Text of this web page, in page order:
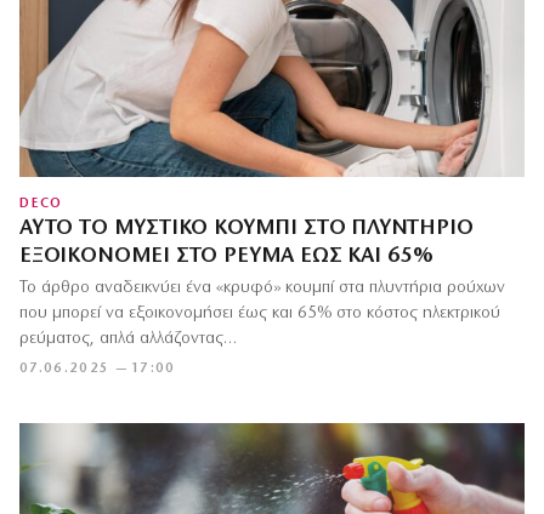
DECO
ΑΥΤΌ ΤΟ ΜΥΣΤΙΚΌ ΚΟΥΜΠΊ ΣΤΟ ΠΛΥΝΤΉΡΙΟ
ΕΞΟΙΚΟΝΟΜΕΊ ΣΤΟ ΡΕΎΜΑ ΈΩΣ ΚΑΙ 65%
07.06.2025 — 17:00
Το άρθρο αναδεικνύει ένα «κρυφό» κουμπί στα πλυντήρια ρούχων
που μπορεί να εξοικονομήσει έως και 65% στο κόστος ηλεκτρικού
ρεύματος, απλά αλλάζοντας…